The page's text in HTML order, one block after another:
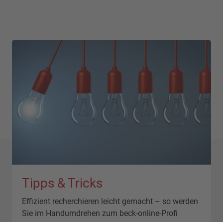
Tipps & Tricks
Effizient recherchieren leicht gemacht – so werden
Sie im Handumdrehen zum beck-online-Profi